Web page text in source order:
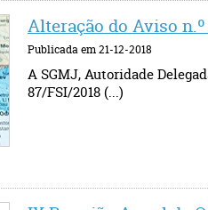
Alteração do Aviso
Publicada em 21-12-2018
A SGMJ, Autoridade
87/FSI/2018 (...)